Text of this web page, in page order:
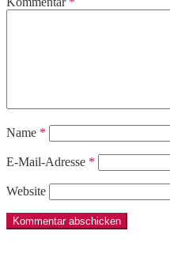
Name *
E-Mail-Adresse *
Website